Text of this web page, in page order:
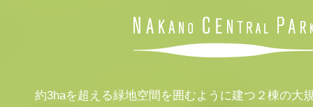
約3haを超える緑地空間を囲むように建つ２棟の大